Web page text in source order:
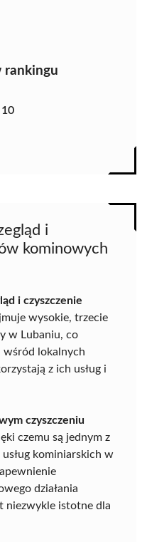
rankingu
i
kominowych
i czyszczenie
wysokie, trzecie
w Lubaniu, co
wśród lokalnych
z ich usług i
czyszczeniu
czemu są jednym z
kominiarskich w
działania
niezwykle istotne dla